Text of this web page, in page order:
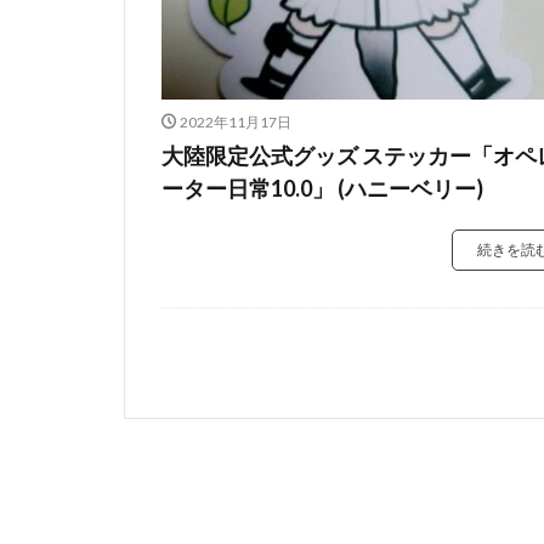
2022年11月17日
大陸限定公式グッズ ステッカー「オペ
ーター日常10.0」 (ハニーベリー)
続きを読